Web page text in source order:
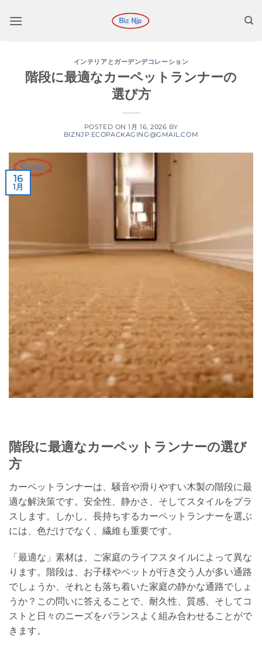
インテリアとガーデンデコレーション
階段に最適なカーペットランナーの
選び方
POSTED ON1月 16, 2026 BY
BIZNJP.ECOPACKAGING@GMAIL.COM
16
1月
階段に最適なカーペットランナーの選び
方
カーペットランナーは、騒音や滑りやすい木製の階段に最
適な解決策です。安全性、静かさ、そしてスタイルをプラ
スします。しかし、長持ちするカーペットランナーを選ぶ
には、色だけでなく、繊維も重要です。
「最適な」素材は、ご家庭のライフスタイルによって異な
ります。階段は、お子様やペットが行き交う人が多い通路
でしょうか、それとも落ち着いた家庭の静かな通路でしょ
うか？この問いに答えることで、耐久性、質感、そしてコ
ストと日々のニーズをバランスよく組み合わせることがで
きます。